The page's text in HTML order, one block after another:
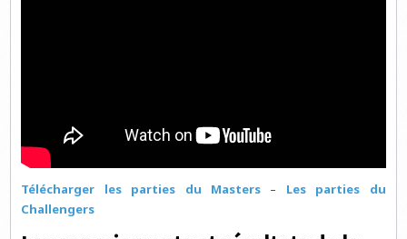
Télécharger les parties du Masters – Les parties du
Challengers